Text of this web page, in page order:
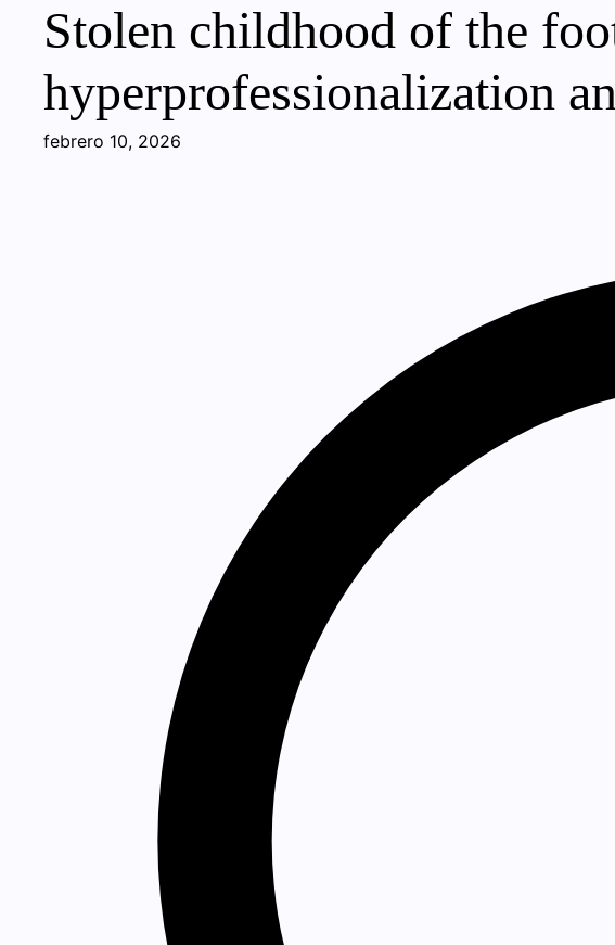
Stolen childhood of the
hyperprofessionalization
febrero 10, 2026